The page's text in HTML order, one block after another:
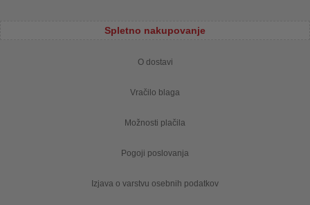
Spletno nakupovanje
O dostavi
Vračilo blaga
Možnosti plačila
Pogoji poslovanja
Izjava o varstvu osebnih podatkov